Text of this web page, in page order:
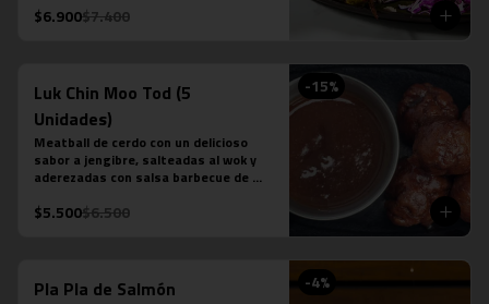
azúcar de palma, semillas de cilantro,
$6.900$7.400
-15%
Luk Chin Moo Tod (5
Unidades)
Meatball de cerdo con un delicioso
sabor a jengibre, salteadas al wok y
aderezadas con salsa barbecue de
$5.500$6.500
-4%
Pla Pla de Salmón